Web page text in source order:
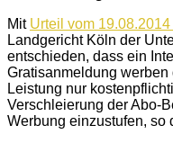
Mit Urteil vom
Landgericht Köln der
entschieden, dass ein
Gratisanmeldung
Leistung nur
Verschleierung der Abo-
Werbung einzustufen, so